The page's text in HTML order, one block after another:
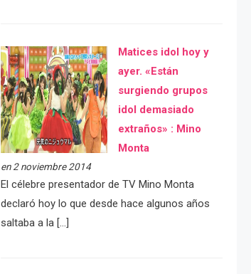
Matices idol hoy y
ayer. «Están
surgiendo grupos
idol demasiado
extraños» : Mino
Monta
en 2 noviembre 2014
El célebre presentador de TV Mino Monta
declaró hoy lo que desde hace algunos años
saltaba a la […]